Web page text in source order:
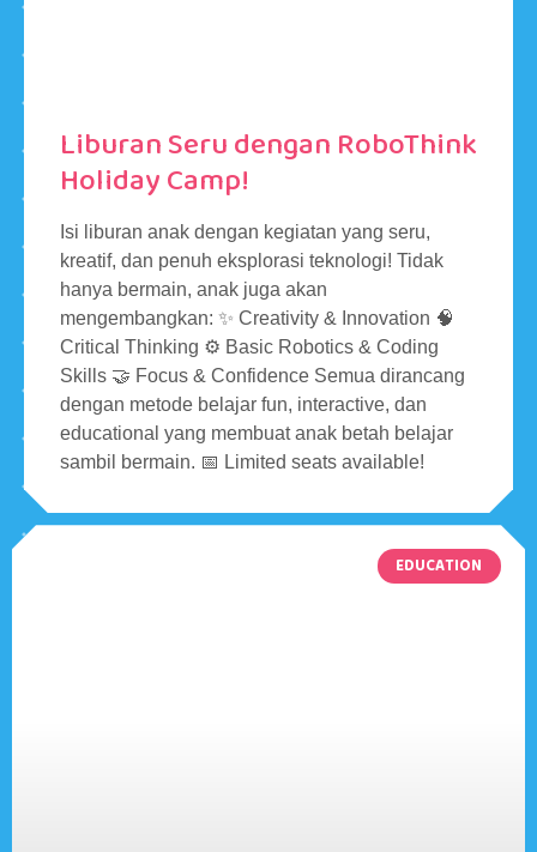
Liburan Seru dengan RoboThink
Holiday Camp!
Isi liburan anak dengan kegiatan yang seru,
kreatif, dan penuh eksplorasi teknologi! Tidak
hanya bermain, anak juga akan
mengembangkan: ✨ Creativity & Innovation 🧠
Critical Thinking ⚙️ Basic Robotics & Coding
Skills 🤝 Focus & Confidence Semua dirancang
dengan metode belajar fun, interactive, dan
educational yang membuat anak betah belajar
sambil bermain. 📅 Limited seats available!
EDUCATION